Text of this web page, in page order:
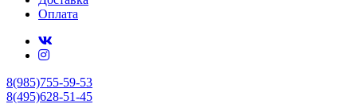
Оплата
8(985)755-59-53
8(495)628-51-45